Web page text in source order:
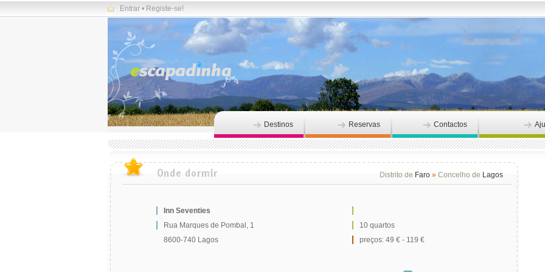
Entrar • Registe-se!
Destinos Reservas Contactos
Distrito de Faro » Concelho de Lagos
Inn Seventies
Rua Marques de Pombal, 1
10 quartos
8600-740 Lagos
preços: 49 € - 119 €